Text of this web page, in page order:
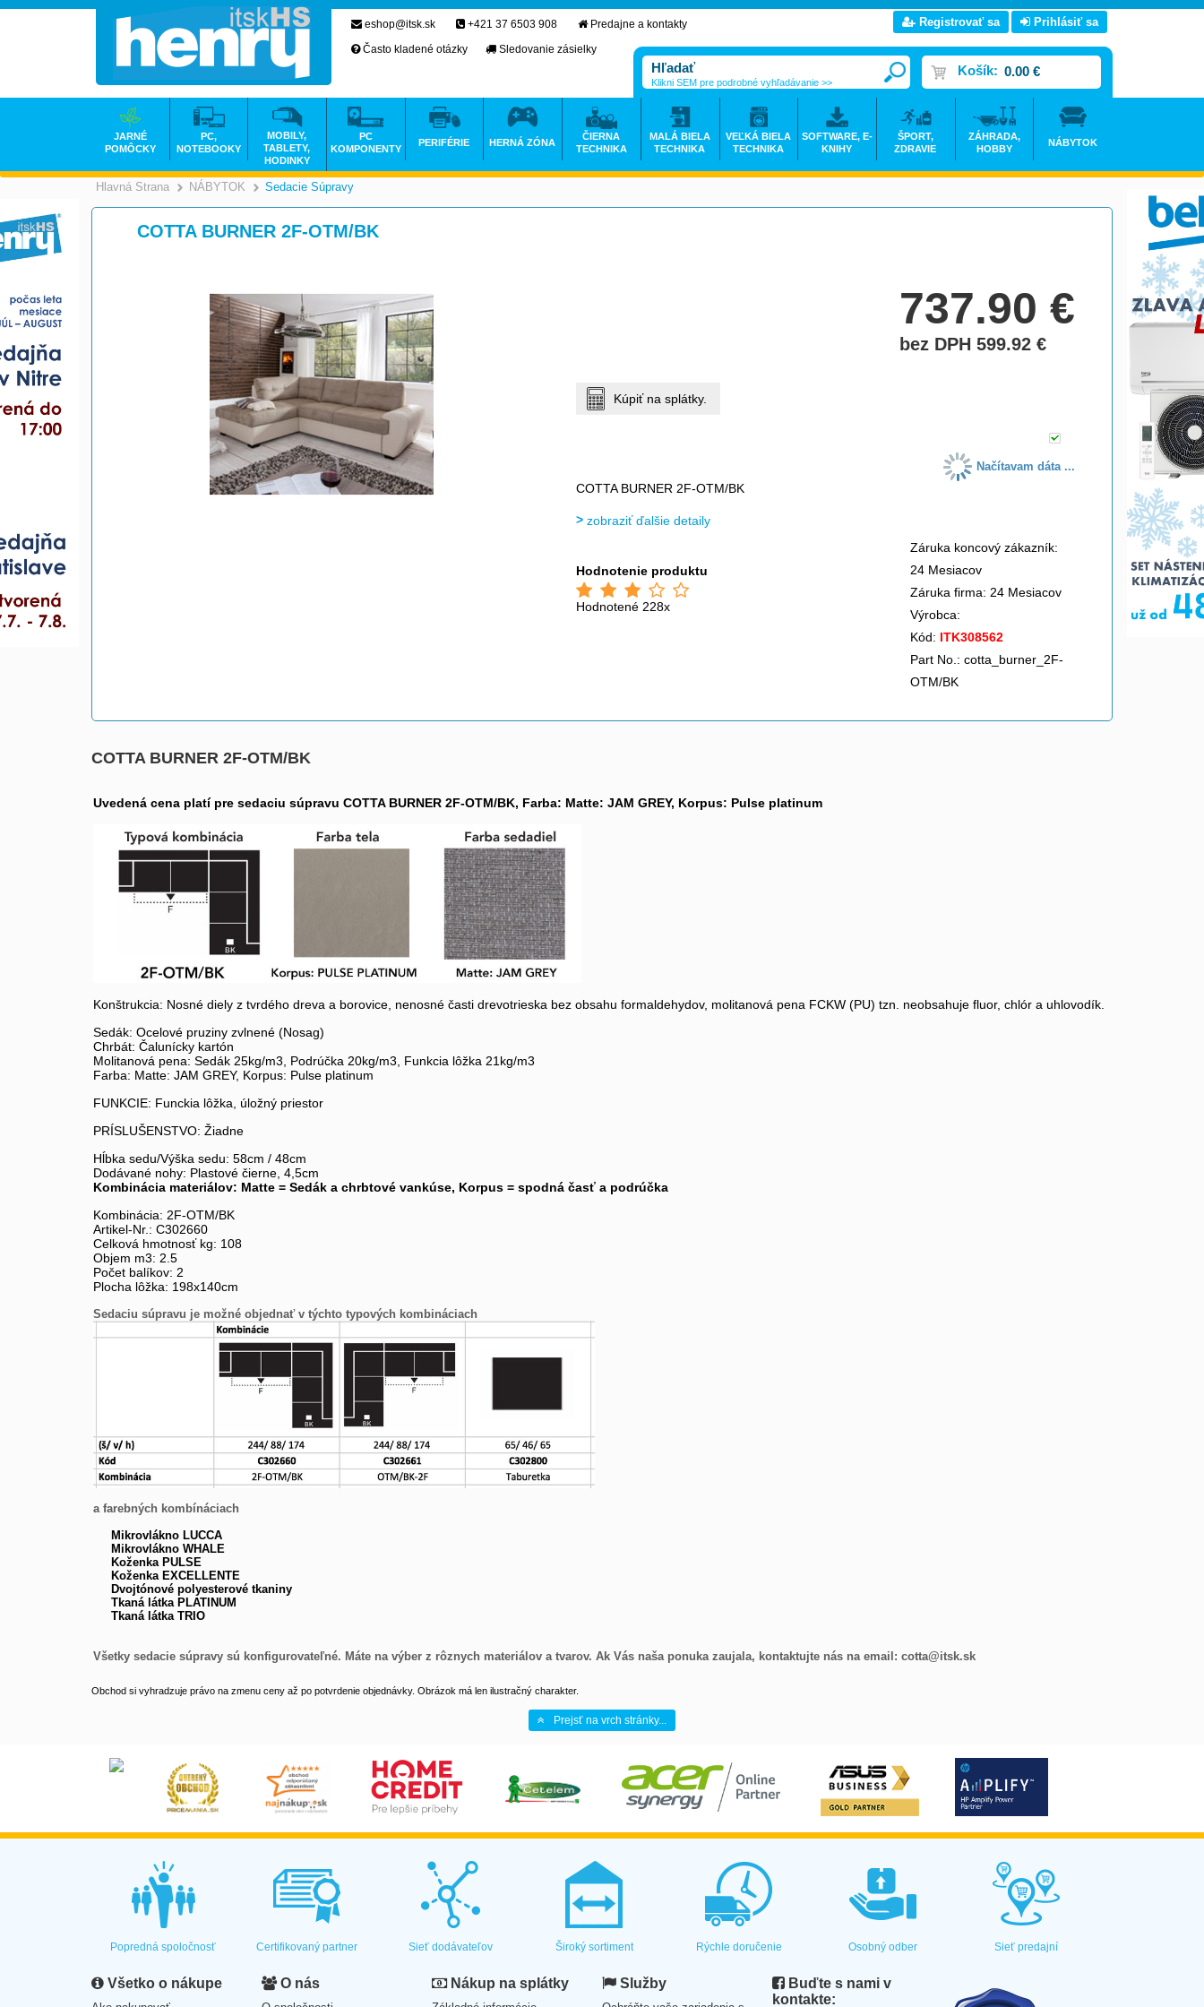
Hlavná Strana >
NÁBYTOK >
Sedacie Súpravy
COTTA BURNER 2F-OTM/BK
737.90€
bez DPH 599.92€
Kúpiť na splátky.
Načítavam dáta ...
COTTA BURNER 2F-OTM/BK
zobraziť ďalšie detaily
Hodnotenie produktu
Hodnotené 228x
Záruka koncový zákazník:
24 Mesiacov
Záruka firma: 24 Mesiacov
Výrobca:
Kód: ITK308562
Part No.: cotta_burner_2F-
OTM/BK
COTTA BURNER 2F-OTM/BK
Uvedená cena platí pre sedaciu súpravu COTTA BURNER 2F-OTM/BK, Farba: Matte: JAM GREY, Korpus: Pulse platinum
Konštrukcia: Nosné diely z tvrdého dreva a borovice, nenosné časti drevotrieska bez obsahu formaldehydov, molitanová pena FCKW (PU) tzn. neobsahuje fluor, chlór a uhlovodík.
Sedák: Ocelové pruziny zvlnené (Nosag)
Chrbát: Čalunícky kartón
Molitanová pena: Sedák 25kg/m3, Podrúčka 20kg/m3, Funkcia lôžka 21kg/m3
Farba: Matte: JAM GREY, Korpus: Pulse platinum
FUNKCIE: Funckia lôžka, úložný priestor
PRÍSLUŠENSTVO: Žiadne
Hĺbka sedu/Výška sedu: 58cm / 48cm
Dodávané nohy: Plastové čierne, 4,5cm
Kombinácia materiálov: Matte = Sedák a chrbtové vankúse, Korpus = spodná časť a podrúčka
Kombinácia: 2F-OTM/BK
Artikel-Nr.: C302660
Celková hmotnosť kg: 108
Objem m3: 2.5
Počet balíkov: 2
Plocha lôžka: 198x140cm
Sedaciu súpravu je možné objednať v týchto typových kombináciach
a farebných kombínáciach
Mikrovlákno LUCCA
Mikrovlákno WHALE
Koženka PULSE
Koženka EXCELLENTE
Dvojtónové polyesterové tkaniny
Tkaná látka PLATINUM
Tkaná látka TRIO
Všetky sedacie súpravy sú konfigurovateľné. Máte na výber z rôznych materiálov a tvarov. Ak Vás naša ponuka zaujala, kontaktujte nás na email: cotta@itsk.sk
Obchod si vyhradzuje právo na zmenu ceny až po potvrdenie objednávky. Obrázok má len ilustračný charakter.
Prejsť na vrch stránky...
eshop@itsk.sk +421 37 6503 908
Predajne a kontakty
Často kladené otázky
Sledovanie zásielky
Registrovať sa Prihlásiť sa
Košík: 0.00 €
Klikni SEM pre podrobné vyhľadávanie >>
JARNÉ
POMÔCKY
PC,
NOTEBOOKY
MOBILY,
TABLETY,
HODINKY
PC
KOMPONENTY
PERIFÉRIE HERNÁ ZÓNA
ČIERNA
TECHNIKA
MALÁ BIELA
TECHNIKA
VEĽKÁ BIELA
TECHNIKA
SOFTWARE, E-
KNIHY
ŠPORT,
ZDRAVIE
ZÁHRADA,
HOBBY
NÁBYTOK
Popredná spoločnosť Certifikovaný partner Sieť dodávateľov Široký sortiment Rýchle doručenie Osobný odber Sieť predajní
Všetko o nákupe O nás Nákup na splátky Služby
Buďte s nami v
kontakte: